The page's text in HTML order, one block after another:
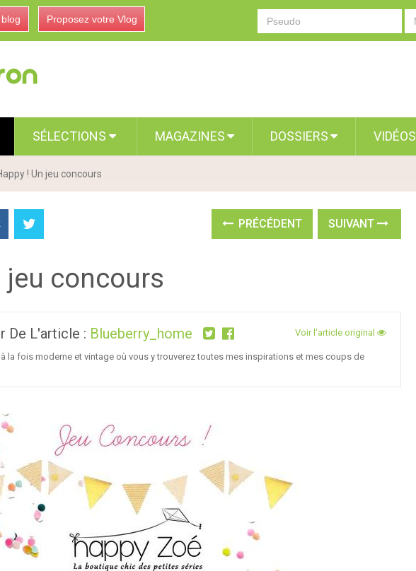
Proposez votre Vlog
SÉLECTIONS MAGAZINES DOSSIERS VIDÉOS
! Un jeu concours
PRÉCÉDENT SUIVANT
jeu concours
De L'article : Blueberry_home Voir l'article original
la fois moderne et vintage où vous y trouverez toutes mes inspirations et mes coups de